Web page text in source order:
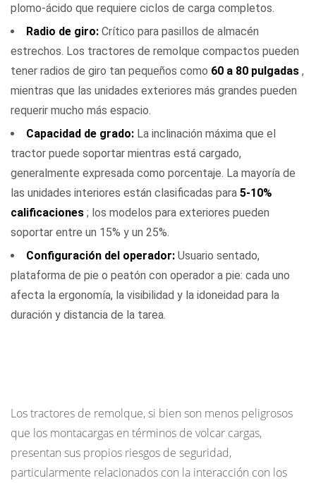
plomo-ácido que requiere ciclos de carga completos.
Radio de giro: Crítico para pasillos de almacén
estrechos. Los tractores de remolque compactos pueden
tener radios de giro tan pequeños como 60 a 80 pulgadas ,
mientras que las unidades exteriores más grandes pueden
requerir mucho más espacio.
Capacidad de grado: La inclinación máxima que el
tractor puede soportar mientras está cargado,
generalmente expresada como porcentaje. La mayoría de
las unidades interiores están clasificadas para 5-10%
calificaciones ; los modelos para exteriores pueden
soportar entre un 15% y un 25%.
Configuración del operador: Usuario sentado,
plataforma de pie o peatón con operador a pie: cada uno
afecta la ergonomía, la visibilidad y la idoneidad para la
duración y distancia de la tarea.
Los tractores de remolque, si bien son menos peligrosos
que los montacargas en términos de volcar cargas,
presentan sus propios riesgos de seguridad,
particularmente relacionados con la interacción con los